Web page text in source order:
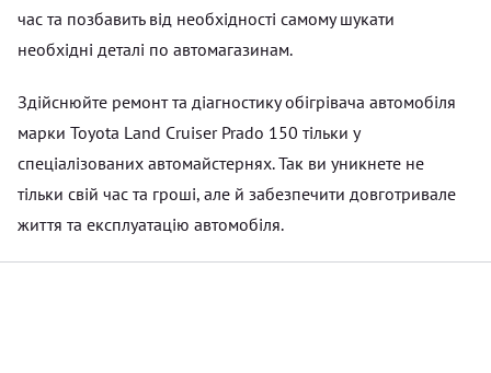
час та позбавить від необхідності самому шукати
необхідні деталі по автомагазинам.
Здійснюйте ремонт та діагностику обігрівача автомобіля
марки Toyota Land Cruiser Prado 150 тільки у
спеціалізованих автомайстернях. Так ви уникнете не
тільки свій час та гроші, але й забезпечити довготривале
життя та експлуатацію автомобіля.